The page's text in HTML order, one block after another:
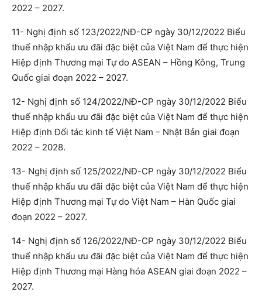
2022 – 2027.
11- Nghị định số 123/2022/NĐ-CP ngày 30/12/2022 Biểu
thuế nhập khẩu ưu đãi đặc biệt của Việt Nam để thực hiện
Hiệp định Thương mại Tự do ASEAN – Hồng Kông, Trung
Quốc giai đoạn 2022 – 2027.
12- Nghị định số 124/2022/NĐ-CP ngày 30/12/2022 Biểu
thuế nhập khẩu ưu đãi đặc biệt của Việt Nam để thực hiện
Hiệp định Đối tác kinh tế Việt Nam – Nhật Bản giai đoạn
2022 – 2028.
13- Nghị định số 125/2022/NĐ-CP ngày 30/12/2022 Biểu
thuế nhập khẩu ưu đãi đặc biệt của Việt Nam để thực hiện
Hiệp định Thương mại Tự do Việt Nam – Hàn Quốc giai
đoạn 2022 – 2027.
14- Nghị định số 126/2022/NĐ-CP ngày 30/12/2022 Biểu
thuế nhập khẩu ưu đãi đặc biệt của Việt Nam để thực hiện
Hiệp định Thương mại Hàng hóa ASEAN giai đoạn 2022 –
2027.